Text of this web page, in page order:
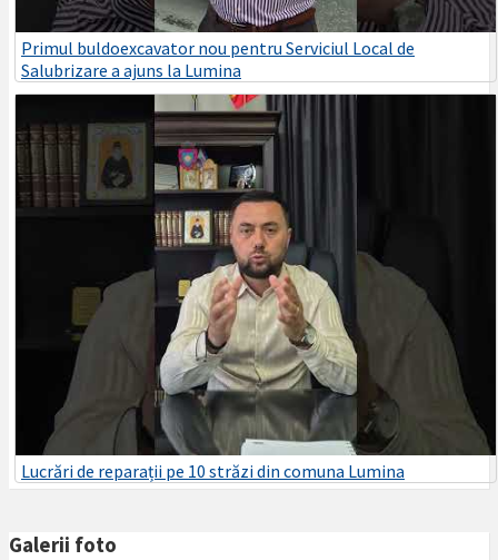
Primul buldoexcavator nou pentru Serviciul Local de
Salubrizare a ajuns la Lumina
Lucrări de reparații pe 10 străzi din comuna Lumina
Galerii foto